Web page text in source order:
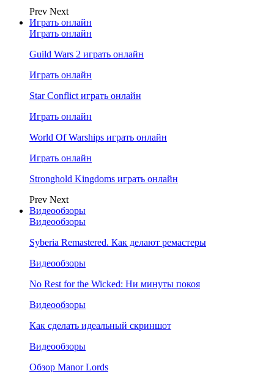
Prev Next
Играть онлайн
Играть онлайн
Guild Wars 2 играть онлайн
Играть онлайн
Star Conflict играть онлайн
Играть онлайн
World Of Warships играть онлайн
Играть онлайн
Stronghold Kingdoms играть онлайн
Prev Next
Видеообзоры
Видеообзоры
Syberia Remastered. Как делают ремастеры
Видеообзоры
No Rest for the Wicked: Ни минуты покоя
Видеообзоры
Как сделать идеальный скриншот
Видеообзоры
Обзор Manor Lords